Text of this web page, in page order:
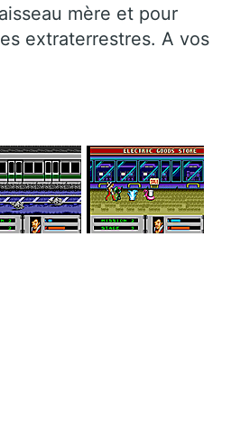
mère et pour
extraterrestres. A vos